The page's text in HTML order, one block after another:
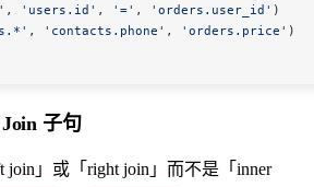
, 'users.id' , '=' , 'orders.user_id' )
, 'contacts.phone' , 'orders.price' )
子句
join」或「right join」而不是「inner